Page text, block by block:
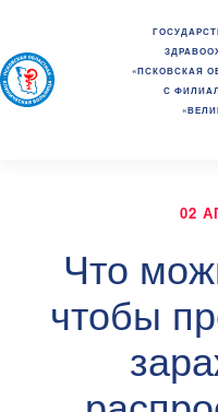
«ПСКОВСКАЯ
С
02
Что
чтобы